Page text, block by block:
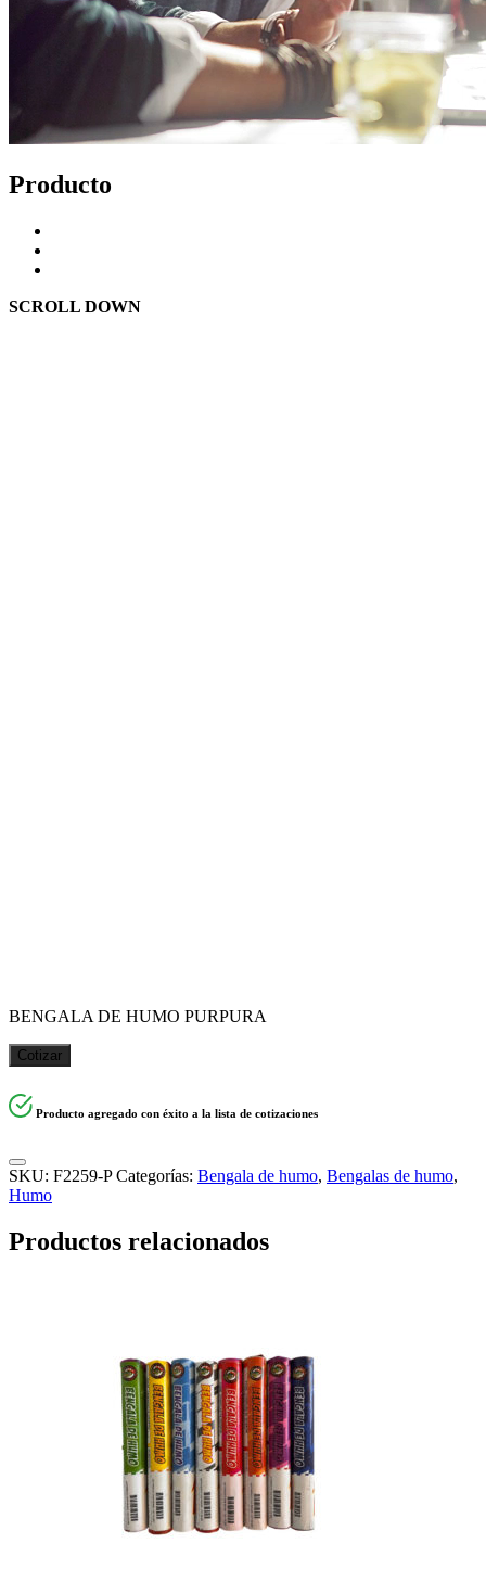
Producto
SCROLL DOWN
BENGALA DE HUMO PURPURA
Cotizar
Producto agregado con éxito a la lista de cotizaciones
SKU: F2259-P Categorías: Bengala de humo, Bengalas de humo,
Humo
Productos relacionados